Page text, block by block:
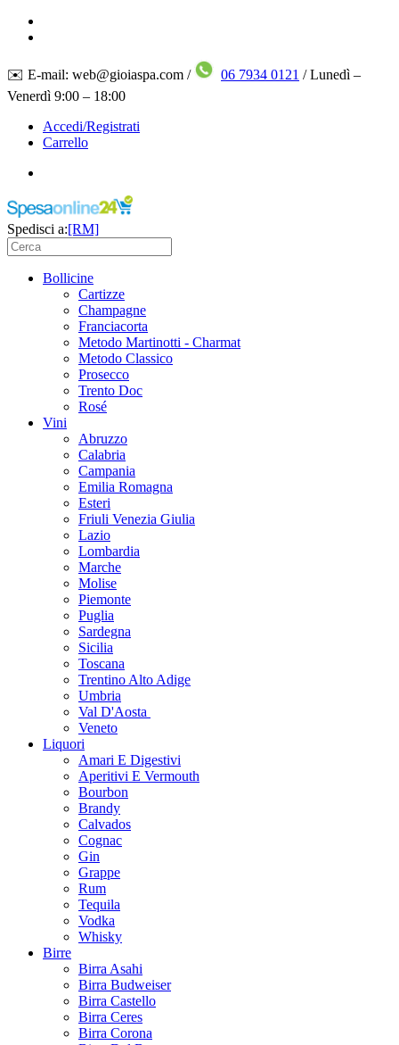
✉️ E-mail: web@gioiaspa.com / 06 7934 0121 / Lunedì –
Venerdì 9:00 – 18:00
Accedi/Registrati
Carrello
Spedisci a:[RM]
Bollicine
Cartizze
Champagne
Franciacorta
Metodo Martinotti - Charmat
Metodo Classico
Prosecco
Trento Doc
Rosé
Vini
Abruzzo
Calabria
Campania
Emilia Romagna
Esteri
Friuli Venezia Giulia
Lazio
Lombardia
Marche
Molise
Piemonte
Puglia
Sardegna
Sicilia
Toscana
Trentino Alto Adige
Umbria
Val D'Aosta
Veneto
Liquori
Amari E Digestivi
Aperitivi E Vermouth
Bourbon
Brandy
Calvados
Cognac
Gin
Grappe
Rum
Tequila
Vodka
Whisky
Birre
Birra Asahi
Birra Budweiser
Birra Castello
Birra Ceres
Birra Corona